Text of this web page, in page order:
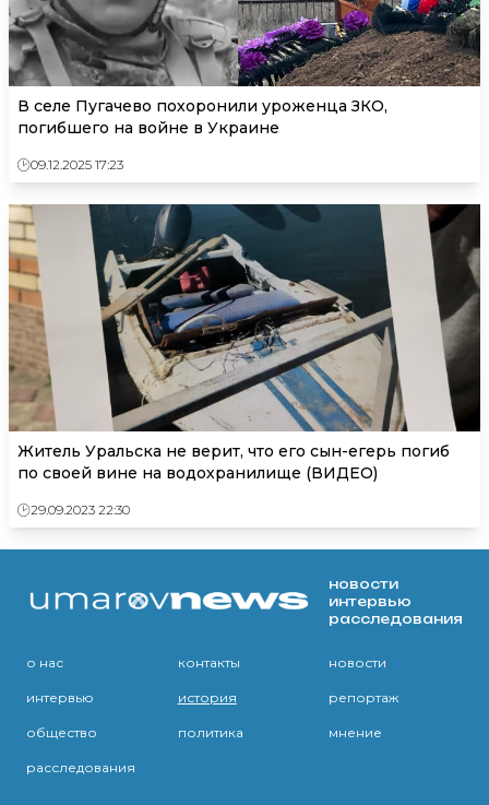
В селе Пугачево похоронили уроженца ЗКО,
погибшего на войне в Украине
09.12.2025 17:23
Житель Уральска не верит, что его сын-егерь погиб
по своей вине на водохранилище (ВИДЕО)
29.09.2023 22:30
новости
интервью
расследования
о нас контакты новости
интервью история репортаж
общество политика мнение
расследования